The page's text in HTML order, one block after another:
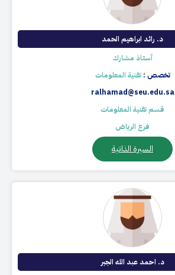
د. رائد ابراهيم الحمد
أستاذ مشارك
تخصص :تقنية المعلومات
ralhamad@seu.edu.sa
قسم تقنية المعلومات
فرع الرياض
السيرة الذاتية
​د. احمد عبد الله الجبر​